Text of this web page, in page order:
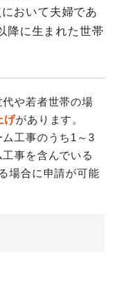
おいて夫婦であ
降に生まれた世帯
代や若者世帯の場
げがあります。
工事のうち1～3
事を含んでいる
場合に申請が可能